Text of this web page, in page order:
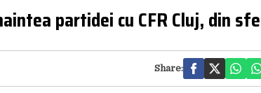
partidei cu CFR Cluj, din
Share: